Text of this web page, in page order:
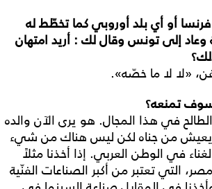
أو أي بلد أوروبي كما تخطّط له
وعاد إلى تونس وقال لك : أريد امتهان
«لا لا ما خصّه».
سوف تمنعه؟
في هذا المجال. هو يرى الآن والده
من جناه لكن ليس هناك من شيء
في الوطن العربي. إذا أخذنا مثلاً
التي تعتبر من أكبر الصناعات الفنّية